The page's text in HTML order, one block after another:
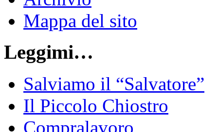
Mappa del sito
Leggimi…
Salviamo il “Salvatore”
Il Piccolo Chiostro
Compralavoro